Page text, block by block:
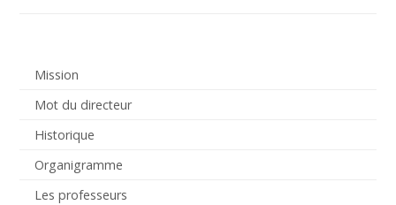
Mission
Mot du directeur
Historique
Organigramme
Les professeurs